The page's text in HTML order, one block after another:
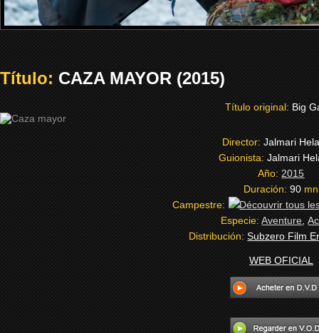
Título:CAZA MAYOR (2015)
Título original:Big
Director:Jalmari
Guionista:Jalmari
Año:2015
Duración:90mn
Campestre:
Especie:Aventure,
Distribución:Subzero Film
WEB OFICIAL